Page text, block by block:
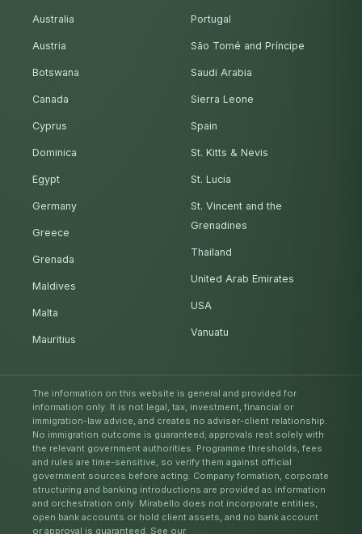
Australia
Austria
Botswana
Canada
Cyprus
Dominica
Egypt
Germany
Greece
Grenada
Maldives
Malta
Mauritius
Portugal
São Tomé and Príncipe
Saudi Arabia
Sierra Leone
Spain
St. Kitts & Nevis
St. Lucia
St. Vincent and the
Grenadines
Thailand
United Arab Emirates
USA
Vanuatu
The information on this website is general and provided for
information only. It is not legal, tax, investment, financial or
immigration-law advice, and creates no adviser-client relationship.
No immigration outcome is guaranteed; approvals rest solely with
the relevant government authorities. Programme thresholds, fees
and rules are time-sensitive, so verify them against official
government sources before acting. Company formation, corporate
structuring and banking introductions are provided as information
and orchestration only: Mirabello does not incorporate entities,
open bank accounts or hold client assets, and no bank account
or approval is guaranteed. See our